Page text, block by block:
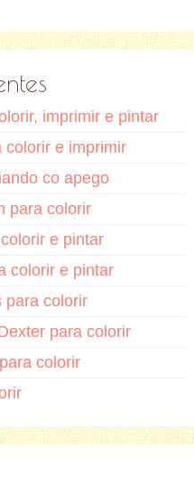
imprimir e pintar
colorir e imprimir
co apego
para colorir
e pintar
colorir e pintar
para colorir
para colorir
colorir